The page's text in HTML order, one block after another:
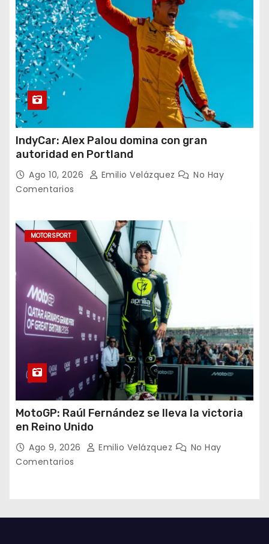
IndyCar: Alex Palou domina con gran
autoridad en Portland
Ago 10, 2026 Emilio Velázquez
No Hay
Comentarios
MOTORSPORT
MotoGP: Raúl Fernández se lleva la victoria
en Reino Unido
Ago 9, 2026 Emilio Velázquez
No Hay
Comentarios